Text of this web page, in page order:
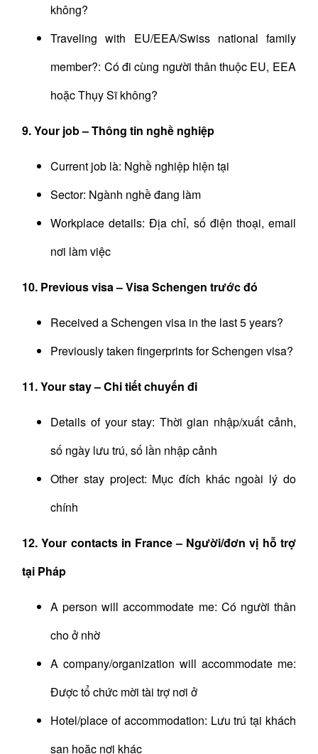
không?
Traveling with EU/EEA/Swiss national family
member?: Có đi cùng người thân thuộc EU, EEA
hoặc Thụy Sĩ không?
9. Your job – Thông tin nghề nghiệp
Current job là: Nghề nghiệp hiện tại
Sector: Ngành nghề đang làm
Workplace details: Địa chỉ, số điện thoại, email
nơi làm việc
10. Previous visa – Visa Schengen trước đó
Received a Schengen visa in the last 5 years?
Previously taken fingerprints for Schengen visa?
11. Your stay – Chi tiết chuyến đi
Details of your stay: Thời gian nhập/xuất cảnh,
số ngày lưu trú, số lần nhập cảnh
Other stay project: Mục đích khác ngoài lý do
chính
12. Your contacts in France – Người/đơn vị hỗ trợ
tại Pháp
A person will accommodate me: Có người thân
cho ở nhờ
A company/organization will accommodate me:
Được tổ chức mời tài trợ nơi ở
Hotel/place of accommodation: Lưu trú tại khách
sạn hoặc nơi khác